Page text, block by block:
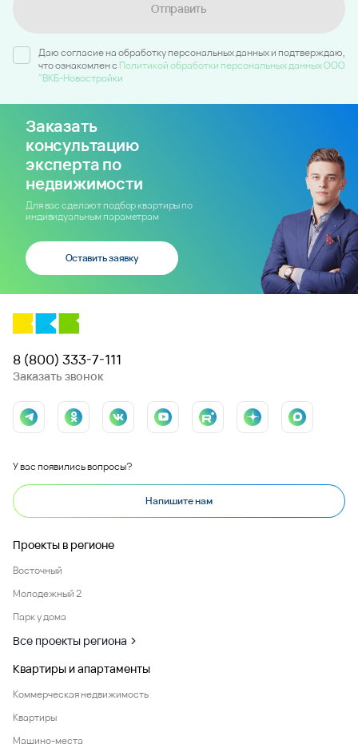
Отправить
Даю согласие на обработку персональных данных и подтверждаю,
что ознакомлен c Политикой обработки персональных данных ООО
"ВКБ-Новостройки
Заказать
консультацию
эксперта по
недвижимости
Для вас сделают подбор квартиры по
индивидуальным параметрам
Оставить заявку
8 (800) 333-7-111
Заказать звонок
У вас появились вопросы?
Напишите нам
Проекты в регионе
Восточный
Молодежный 2
Парк у дома
Все проекты региона
Квартиры и апартаменты
Коммерческая недвижимость
Квартиры
Машино-места